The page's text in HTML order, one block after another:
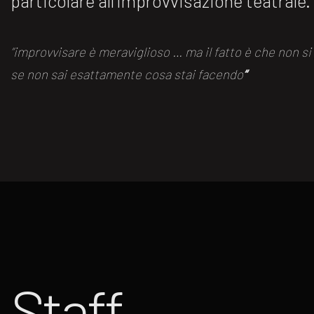
“improvvisare è meraviglioso … ma il fatto è che non
se non sai esattamente cosa stai facendo“